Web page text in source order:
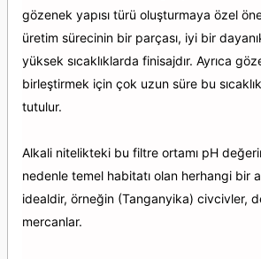
gözenek yapısı türü oluşturmaya özel
üretim sürecinin bir parçası, iyi bir
yüksek sıcaklıklarda finisajdır. Ayrıca
birleştirmek için çok uzun süre bu
tutulur.
Alkali nitelikteki bu filtre ortamı pH
nedenle temel habitatı olan herhangi bir
idealdir, örneğin (Tanganyika) civcivler,
mercanlar.